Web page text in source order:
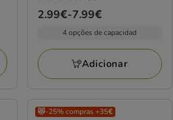
5
estrelas
avaliações
Preço
a
7.99€
2.99€-7.99€
4 opções de capacidad
Adicionar
😻-25% compras +35€